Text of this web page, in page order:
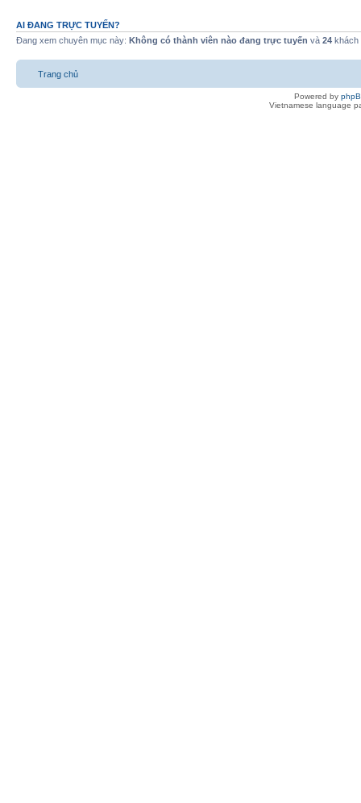
AI ĐANG TRỰC TUYẾN?
Đang xem chuyên mục này: Không có thành viên nào đang trực tuyến và 24 khách
Trang chủ
Powered by
Vietnamese language